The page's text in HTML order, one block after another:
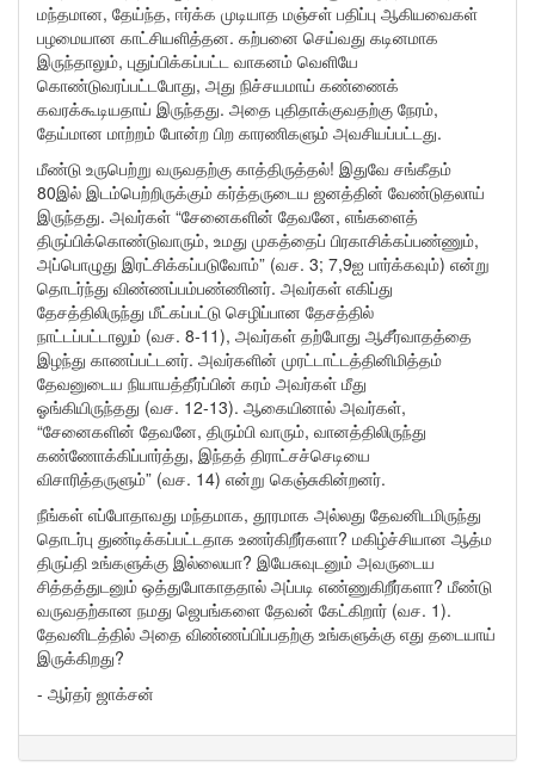
மந்தமான, தேய்ந்த, ஈர்க்க முடியாத மஞ்சள் பதிப்பு ஆகியவைகள்
பழமையான காட்சியளித்தன. கற்பனை செய்வது கடினமாக
இருந்தாலும், புதுப்பிக்கப்பட்ட வாகனம் வெளியே
கொண்டுவரப்பட்டபோது, அது நிச்சயமாய் கண்ணைக்
கவரக்கூடியதாய் இருந்தது. அதை புதிதாக்குவதற்கு நேரம்,
தேய்மான மாற்றம் போன்ற பிற காரணிகளும் அவசியப்பட்டது.
மீண்டு உருபெற்று வருவதற்கு காத்திருத்தல்! இதுவே சங்கீதம்
80இல் இடம்பெற்றிருக்கும் கர்த்தருடைய ஜனத்தின் வேண்டுதலாய்
இருந்தது. அவர்கள் “சேனைகளின் தேவனே, எங்களைத்
திருப்பிக்கொண்டுவாரும், உமது முகத்தைப் பிரகாசிக்கப்பண்ணும்,
அப்பொழுது இரட்சிக்கப்படுவோம்” (வச. 3; 7,9ஐ பார்க்கவும்) என்று
தொடர்ந்து விண்ணப்பம்பண்ணினர். அவர்கள் எகிப்து
தேசத்திலிருந்து மீட்கப்பட்டு செழிப்பான தேசத்தில்
நாட்டப்பட்டாலும் (வச. 8-11), அவர்கள் தற்போது ஆசீர்வாதத்தை
இழந்து காணப்பட்டனர். அவர்களின் முரட்டாட்டத்தினிமித்தம்
தேவனுடைய நியாயத்தீர்ப்பின் கரம் அவர்கள் மீது
ஓங்கியிருந்தது (வச. 12-13). ஆகையினால் அவர்கள்,
“சேனைகளின் தேவனே, திரும்பி வாரும், வானத்திலிருந்து
கண்ணோக்கிப்பார்த்து, இந்தத் திராட்சச்செடியை
விசாரித்தருளும்” (வச. 14) என்று கெஞ்சுகின்றனர்.
நீங்கள் எப்போதாவது மந்தமாக, தூரமாக அல்லது தேவனிடமிருந்து
தொடர்பு துண்டிக்கப்பட்டதாக உணர்கிறீர்களா? மகிழ்ச்சியான ஆத்ம
திருப்தி உங்களுக்கு இல்லையா? இயேசுவுடனும் அவருடைய
சித்தத்துடனும் ஒத்துபோகாததால் அப்படி எண்ணுகிறீர்களா? மீண்டு
வருவதற்கான நமது ஜெபங்களை தேவன் கேட்கிறார் (வச. 1).
தேவனிடத்தில் அதை விண்ணப்பிப்பதற்கு உங்களுக்கு எது தடையாய்
இருக்கிறது?
- ஆர்தர் ஜாக்சன்